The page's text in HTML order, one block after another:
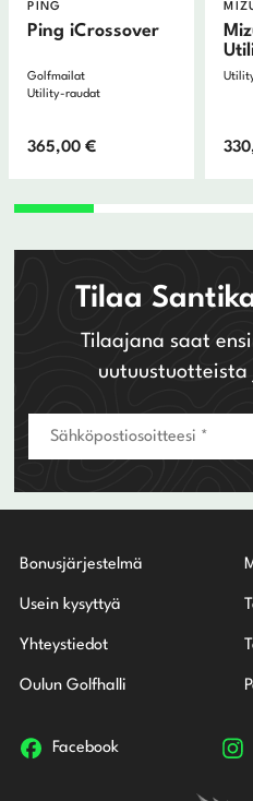
PING
Ping iCrossover
Golfmailat
Utility-raudat
365,00€
Tilaa
Tilaajana saat
Bonusjärjestelmä
Usein kysyttyä
Yhteystiedot
Oulun Golfhalli
Facebook